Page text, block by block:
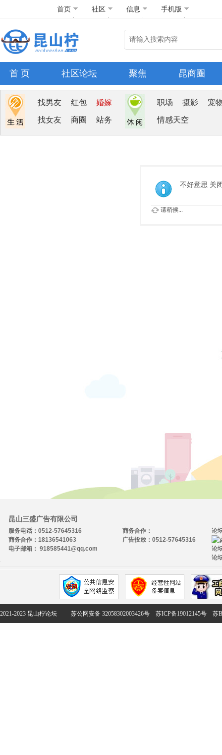
首页 社区 信息 手机版
首 页 社区论坛 聚焦 昆商圈
找男友 红包 婚嫁
找女友 商圈 站务
职场 摄影 宠
情感天空
不好意思 关
请稍候...
昆山三盛广告有限公司
服务电话：0512-57645316
商务合作：18136541063
电子邮箱： 918585441@qq.com
论
论
论
商务合作：
广告投放：0512-57645316
2021-2023 昆山柠论坛 苏公网安备 32058302003426号 苏ICP备19012145号 苏